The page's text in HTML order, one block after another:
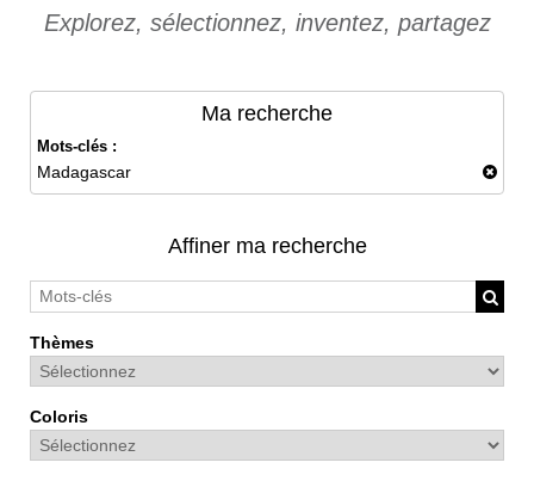
Explorez, sélectionnez, inventez, partagez
Ma recherche
Mots-clés :
Madagascar
Affiner ma recherche
Thèmes
Coloris